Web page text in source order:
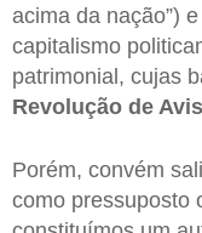
acima da nação”)
capitalismo
patrimonial, cujas
Revolução de Avis
Porém, convém
como pressuposto